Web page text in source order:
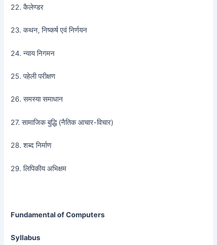
22. कैलेण्डर
23. कथन, निष्कर्ष एवं निर्णयन
24. न्याय निगमन
25. पहेली परीक्षण
26. समस्या समाधान
27. सामाजिक बुद्धि (नैतिक आचार-विचार)
28. शब्द निर्माण
29. लिपिकीय अभिक्षम
Fundamental of Computers
Syllabus